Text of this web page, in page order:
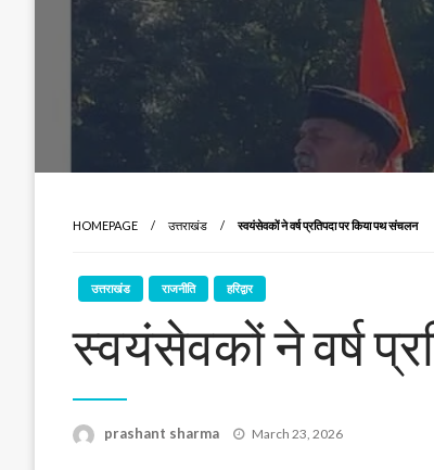
HOMEPAGE उत्तराखंड स्वयंसेवकों ने वर्ष प्रतिपदा पर किया पथ संचलन
उत्तराखंड राजनीति हरिद्वार
स्वयंसेवकों ने वर्ष
prashant sharma
Posted
March 23, 2026